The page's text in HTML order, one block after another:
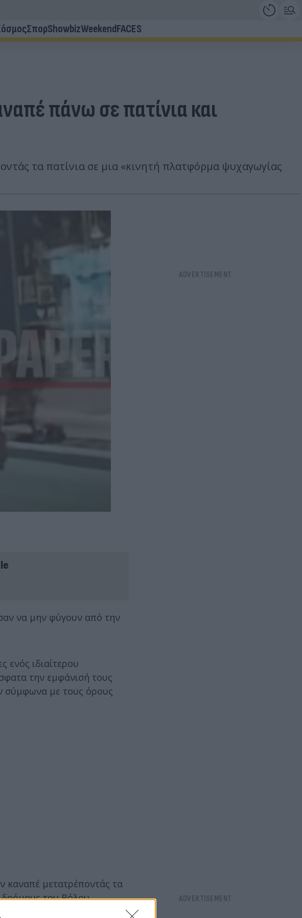
ΣπορShowbizWeekendFACES
πάνω σε πατίνια και
τα πατίνια σε μια «κινητή πλατφόρμα ψυχαγωγίας
να μην φύγουν από την
ενός ιδιαίτερου
την εμφάνισή τους
σύμφωνα με τους όρους
καναπέ μετατρέποντάς τα
δρόμους του Βόλου,
τηλέφωνα.